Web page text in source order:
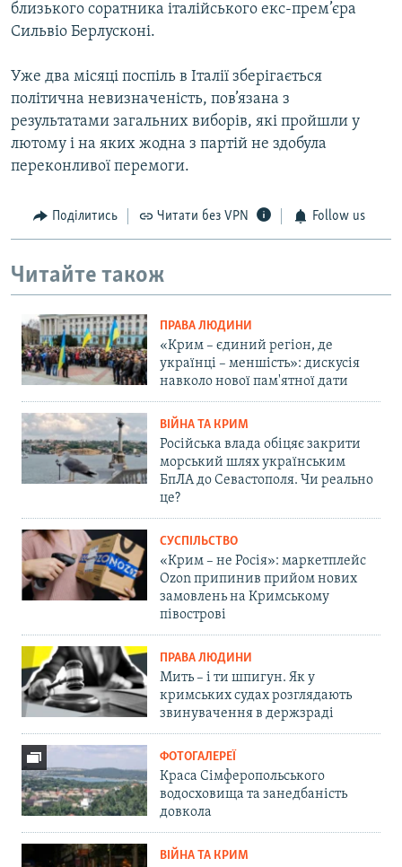
близького соратника італійського екс-прем’єра
Сильвіо Берлусконі.
Уже два місяці поспіль в Італії зберігається
політична невизначеність, пов’язана з
результатами загальних виборів, які пройшли у
лютому і на яких жодна з партій не здобула
переконливої перемоги.
Поділитись Читати без VPN Follow us
Читайте також
ПРАВА ЛЮДИНИ
«Крим – єдиний регіон, де
українці – меншість»: дискусія
навколо нової пам'ятної дати
ВІЙНА ТА КРИМ
Російська влада обіцяє закрити
морський шлях українським
БпЛА до Севастополя. Чи реально
це?
СУСПІЛЬСТВО
«Крим – не Росія»: маркетплейс
Ozon припинив прийом нових
замовлень на Кримському
півострові
ПРАВА ЛЮДИНИ
Мить – і ти шпигун. Як у
кримських судах розглядають
звинувачення в держзраді
ФОТОГАЛЕРЕЇ
Краса Сімферопольського
водосховища та занедбаність
довкола
ВІЙНА ТА КРИМ